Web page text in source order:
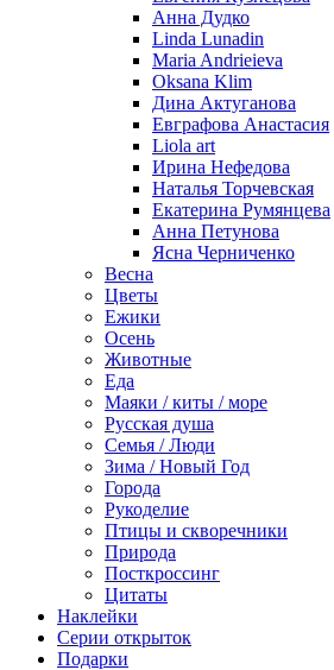
Анна Дудко
Linda Lunadin
Maria Andrieieva
Oksana Klim
Дина Актуганова
Евграфова Анастасия
Liola art
Ирина Нефедова
Наталья Торчевская
Екатерина Румянцева
Анна Петунова
Ясна Черниченко
Весна
Цветы
Ежики
Осень
Животные
Еда
Маяки / киты / море
Русская душа
Семья / Люди
Зима / Новый Год
Города
Рукоделие
Птицы и скворечники
Природа
Посткроссинг
Цитаты
Наклейки
Серии открыток
Подарки